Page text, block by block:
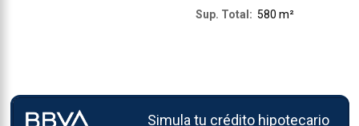
Sup. Total: 580 m²
Simula tu crédito hipotecario